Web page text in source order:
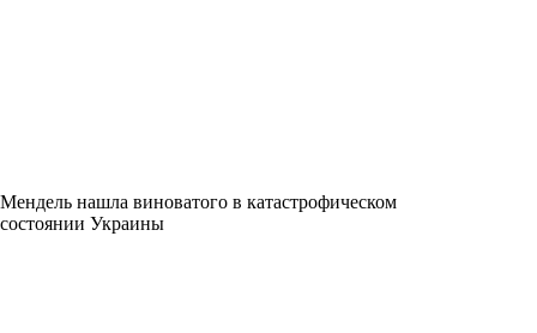
Мендель нашла виноватого в катастрофическом
состоянии Украины